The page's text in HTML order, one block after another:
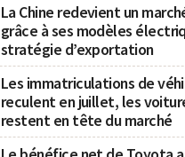
La Chine redevient un
grâce à ses modèles
stratégie d’exportation
Les immatriculations de
reculent en juillet, les
restent en tête du marché